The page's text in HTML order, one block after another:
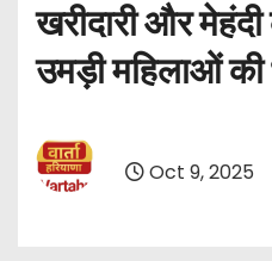
खरीदारी और
उमड़ी महिलाओं की
Oct 9, 2025